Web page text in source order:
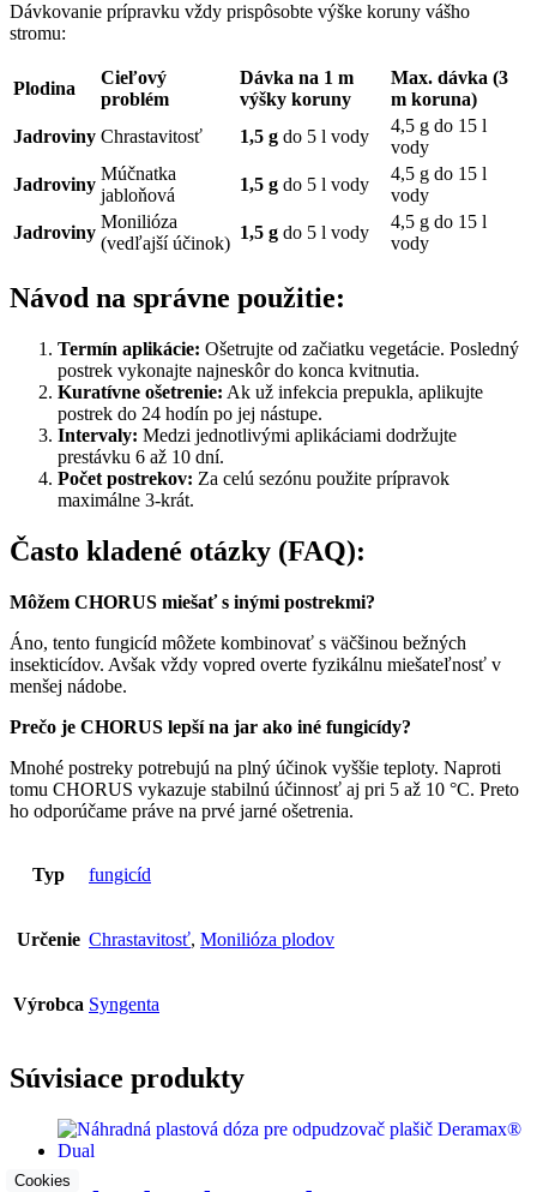
Dávkovanie prípravku vždy prispôsobte výške koruny vášho
stromu:
Plodina
Cieľový
problém
Dávka na 1 m
výšky koruny
Max. dávka (3
m koruna)
Jadroviny Chrastavitosť 1,5 g do 5 l vody
4,5 g do 15 l
vody
Jadroviny
Múčnatka
jabloňová
1,5 g do 5 l vody
4,5 g do 15 l
vody
Jadroviny
Monilióza
(vedľajší účinok)
1,5 g do 5 l vody
4,5 g do 15 l
vody
Návod na správne použitie:
Termín aplikácie: Ošetrujte od začiatku vegetácie. Posledný
postrek vykonajte najneskôr do konca kvitnutia.
Kuratívne ošetrenie: Ak už infekcia prepukla, aplikujte
postrek do 24 hodín po jej nástupe.
Intervaly: Medzi jednotlivými aplikáciami dodržujte
prestávku 6 až 10 dní.
Počet postrekov: Za celú sezónu použite prípravok
maximálne 3-krát.
Často kladené otázky (FAQ):
Môžem CHORUS miešať s inými postrekmi?
Áno, tento fungicíd môžete kombinovať s väčšinou bežných
insekticídov. Avšak vždy vopred overte fyzikálnu miešateľnosť v
menšej nádobe.
Prečo je CHORUS lepší na jar ako iné fungicídy?
Mnohé postreky potrebujú na plný účinok vyššie teploty. Naproti
tomu CHORUS vykazuje stabilnú účinnosť aj pri 5 až 10 °C. Preto
ho odporúčame práve na prvé jarné ošetrenia.
Typ fungicíd
Určenie Chrastavitosť, Monilióza plodov
Výrobca Syngenta
Súvisiace produkty
Cookies